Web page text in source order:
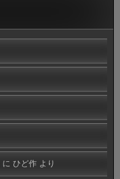
に ひど作 より